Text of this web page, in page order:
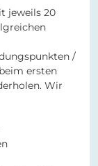
jeweils 20
/
ersten
Wir